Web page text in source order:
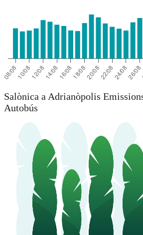
Salònica a Adrianòpolis
Autobús